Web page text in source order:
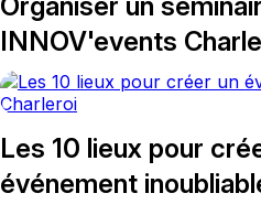
INNOV'events
Les 10 lieux pour
événement